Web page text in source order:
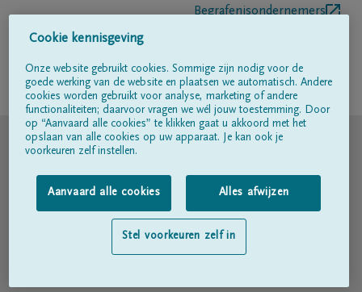
Begrafenisondernemers
Volg ons op
© DELA
Gebruiksvoorwaarden
Privacyverklaring
Toegankelijkheidsverklaring
Cookie kennisgeving
Onze website gebruikt cookies. Sommige zijn nodig voor de
goede werking van de website en plaatsen we automatisch. Andere
cookies worden gebruikt voor analyse, marketing of andere
functionaliteiten; daarvoor vragen we wél jouw toestemming. Door
op “Aanvaard alle cookies” te klikken gaat u akkoord met het
opslaan van alle cookies op uw apparaat. Je kan ook je
voorkeuren zelf instellen.
Aanvaard alle cookies Alles afwijzen
Stel voorkeuren zelf in